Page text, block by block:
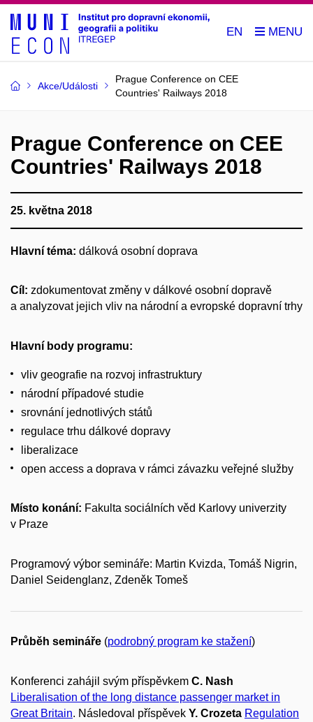
EN
Akce/Události
Prague Conference on CEE
Countries' Railways 2018
Prague Conference on CEE
Countries' Railways 2018
25. května 2018
Hlavní téma: dálková osobní doprava
Cíl: zdokumentovat změny v dálkové osobní dopravě
a analyzovat jejich vliv na národní a evropské dopravní trhy
Hlavní body programu:
vliv geografie na rozvoj infrastruktury
národní případové studie
srovnání jednotlivých států
regulace trhu dálkové dopravy
liberalizace
open access a doprava v rámci závazku veřejné služby
Místo konání: Fakulta sociálních věd Karlovy univerzity
v Praze
Programový výbor semináře: Martin Kvizda, Tomáš Nigrin,
Daniel Seidenglanz, Zdeněk Tomeš
Průběh semináře (podrobný program ke stažení)
Konferenci zahájil svým příspěvkem C. Nash
Liberalisation of the long distance passenger market in
Great Britain. Následoval příspěvek Y. Crozeta Regulation